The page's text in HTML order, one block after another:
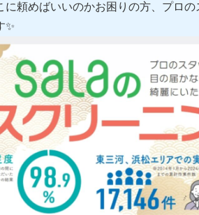
頼めばいいのかお困りの方、プロ
✨